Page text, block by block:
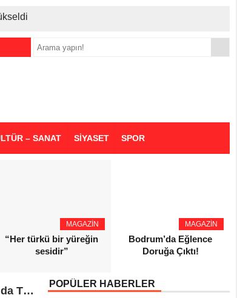
en büyük zammı
– SANAT SİYASET SPOR
MAGAZİN
“Her türkü bir yüreğin
sesidir”
MAGAZİN
Bodrum’da Eğlence
Doruğa Çıktı!
Tuğrul Türkeş’in Baş Hekim Olan Doktor Kızı da Türkiye’yi Terk Etti
POPÜLER HABERLER